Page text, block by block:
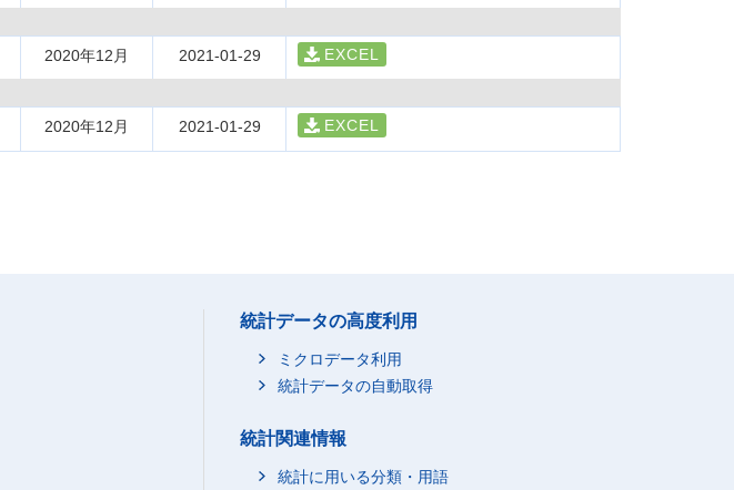
2020年12月 2021-01-29 EXCEL
2020年12月 2021-01-29 EXCEL
統計データの高度利用
ミクロデータ利用
統計データの自動取得
統計関連情報
統計に用いる分類・用語